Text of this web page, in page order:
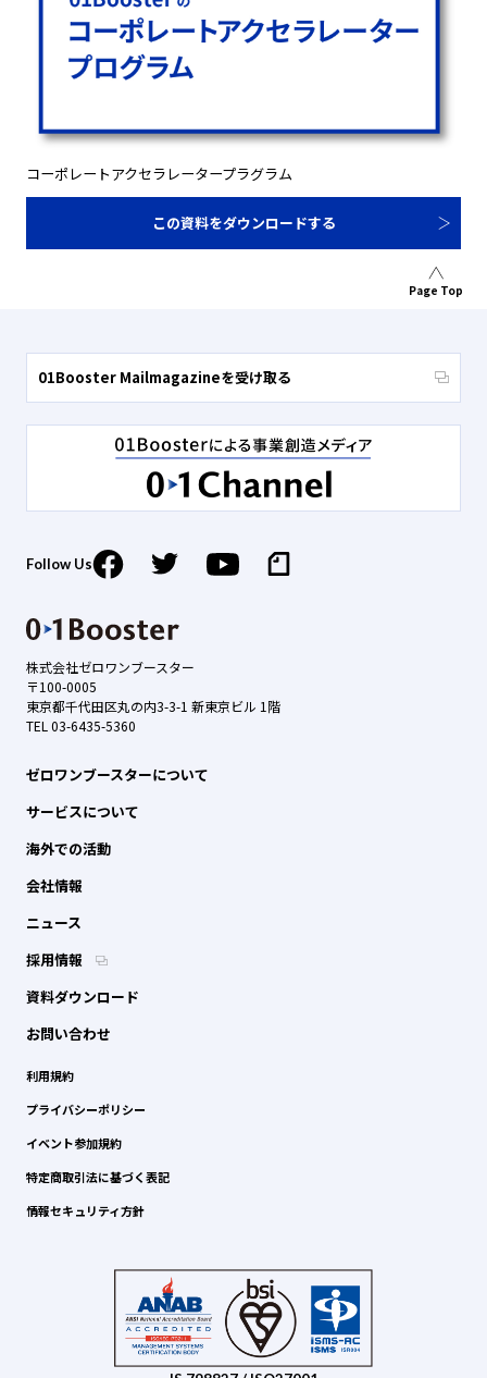
コーポレートアクセラレータープラグラム
この資料をダウンロードする
Page Top
株式会社ゼロワンブースター
〒100-0005
東京都千代田区丸の内3-3-1 新東京ビル 1階
TEL 03-6435-5360
ゼロワンブースターについて
サービスについて
海外での活動
会社情報
ニュース
採用情報
資料ダウンロード
お問い合わせ
利用規約
プライバシーポリシー
イベント参加規約
特定商取引法に基づく表記
情報セキュリティ方針
01Booster Mailmagazineを受け取る
Follow Us